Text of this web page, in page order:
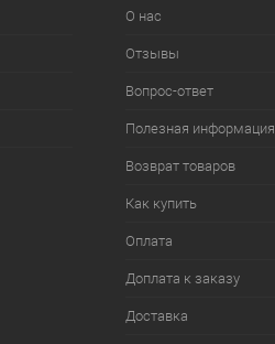
О нас
Отзывы
Вопрос-ответ
Полезная информация
Возврат товаров
Как купить
Оплата
Доплата к заказу
Доставка